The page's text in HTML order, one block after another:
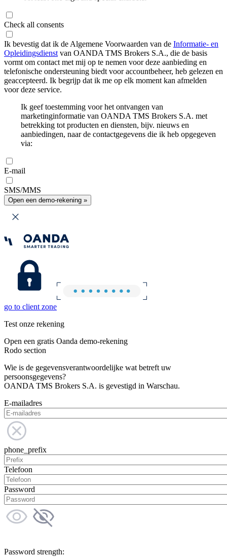
Check all consents
Ik bevestig dat ik de Algemene Voorwaarden van de Informatie- en
Opleidingsdienst van OANDA TMS Brokers S.A., die de basis
vormt om contact met mij op te nemen voor deze aanbieding en
telefonische ondersteuning biedt voor accountbeheer, heb gelezen en
geaccepteerd. Ik begrijp dat ik me op elk moment kan afmelden
voor deze service.
Ik geef toestemming voor het ontvangen van
marketinginformatie van OANDA TMS Brokers S.A. met
betrekking tot producten en diensten, bijv. nieuws en
aanbiedingen, naar de contactgegevens die ik heb opgegeven
via:
E-mail
SMS/MMS
Open een demo-rekening »
go to client zone
Test onze rekening
Open een gratis Oanda demo-rekening
Rodo section
Wie is de gegevensverantwoordelijke wat betreft uw
persoonsgegevens?
OANDA TMS Brokers S.A. is gevestigd in Warschau.
E-mailadres
phone_prefix
Telefoon
Password
Password strength: